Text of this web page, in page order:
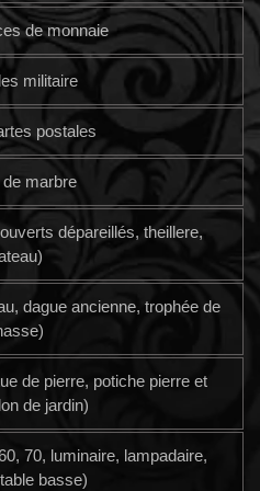
de monnaie
militaire
postales
de marbre
dépareillés, theillere,
dague ancienne, trophée de
de pierre, potiche pierre et
de jardin)
70, luminaire, lampadaire,
basse)